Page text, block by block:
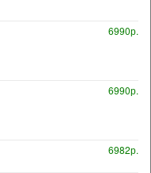
6990р.
6990р.
6982р.